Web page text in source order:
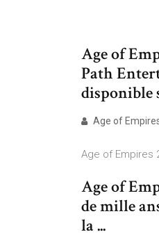
Age of
Path
disponible
Age of
Age of Empires
Age of
de mille
la ...